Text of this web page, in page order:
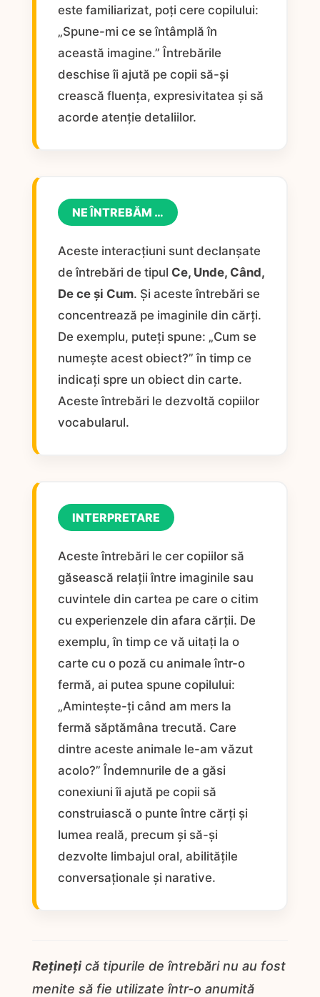
este familiarizat, poți cere copilului:
„Spune-mi ce se întâmplă în
această imagine.” Întrebările
deschise îi ajută pe copii să-și
crească fluența, expresivitatea și să
acorde atenție detaliilor.
NE ÎNTREBĂM …
Aceste interacțiuni sunt declanșate
de întrebări de tipul Ce, Unde, Când,
De ce și Cum. Și aceste întrebări se
concentrează pe imaginile din cărți.
De exemplu, puteți spune: „Cum se
numește acest obiect?” în timp ce
indicați spre un obiect din carte.
Aceste întrebări le dezvoltă copiilor
vocabularul.
INTERPRETARE
Aceste întrebări le cer copiilor să
găsească relații între imaginile sau
cuvintele din cartea pe care o citim
cu experienzele din afara cărții. De
exemplu, în timp ce vă uitați la o
carte cu o poză cu animale într-o
fermă, ai putea spune copilului:
„Amintește-ți când am mers la
fermă săptămâna trecută. Care
dintre aceste animale le-am văzut
acolo?” Îndemnurile de a găsi
conexiuni îi ajută pe copii să
construiască o punte între cărți și
lumea reală, precum și să-și
dezvolte limbajul oral, abilitățile
conversaționale și narative.
Reținețică tipurile de întrebări nu au fost
menite să fie utilizate într-o anumită